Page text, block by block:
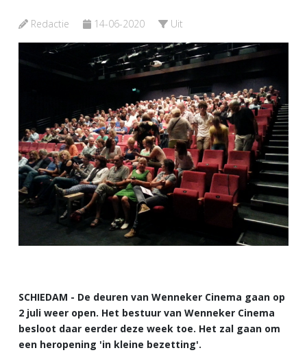
Redactie 14-06-2020 Uit
SCHIEDAM - De deuren van Wenneker Cinema gaan op
2 juli weer open. Het bestuur van Wenneker Cinema
besloot daar eerder deze week toe. Het zal gaan om
een heropening 'in kleine bezetting'.